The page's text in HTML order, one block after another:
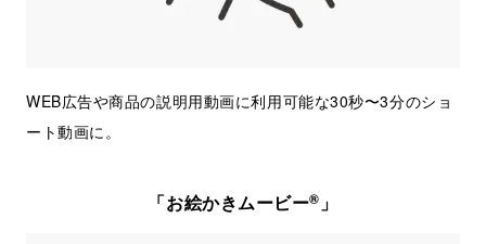
WEB広告や商品の説明用動画に利用可能な30秒〜3分のショ
ート動画に。
「お絵かきムービー® 」